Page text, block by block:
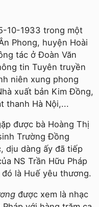
10-1933 trong một
Phong, huyện Hoài
tác ở Đoàn Văn
tin Tuyên truyền
niên xung phong
xuất bản Kim Đồng,
thanh Hà Nội,...
được bà Hoàng Thị
Trường Đồng
dịu dàng ấy đã tiếp
NS Trần Hữu Pháp
là Huế yêu thương.
được xem là nhạc